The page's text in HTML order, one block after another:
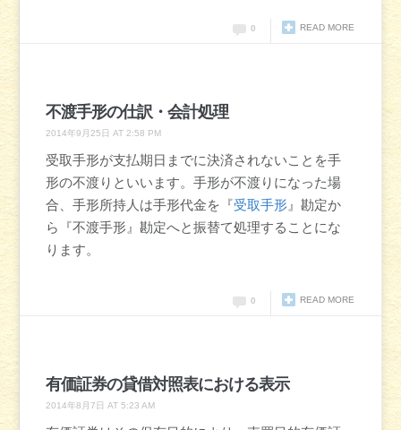
READ MORE
0
不渡手形の仕訳・会計処理
2014年9月25日 AT 2:58 PM
受取手形が支払期日までに決済されないことを手
形の不渡りといいます。手形が不渡りになった場
合、手形所持人は手形代金を『受取手形 』勘定か
ら『不渡手形』勘定へと振替て処理することにな
ります。
READ MORE
0
有価証券の貸借対照表における表示
2014年8月7日 AT 5:23 AM